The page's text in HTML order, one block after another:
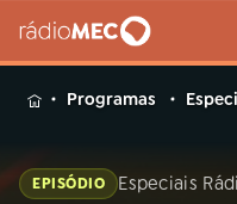
MENUProgramas
EPISÓDIO Especiais